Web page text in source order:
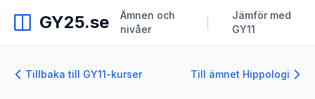
GY25.se
Ämnen och
nivåer
Jämför med
GY11
Tillbaka till GY11-kurser Till ämnet Hippologi